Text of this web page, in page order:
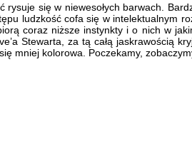
się w niewesołych barwach.
ludzkość cofa się w intelektualnym
coraz niższe instynkty i o nich w
Stewarta, za tą całą jaskrawością
mniej kolorowa. Poczekamy,